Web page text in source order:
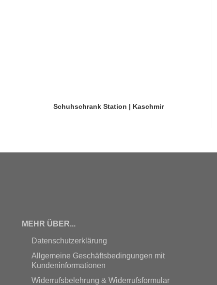
Schuhschrank Station | Kaschmir
MEHR ÜBER...
Datenschutzerklärung
Allgemeine Geschäftsbedingungen mit
Kundeninformationen
Widerrufsbelehrung & Widerrufsformular